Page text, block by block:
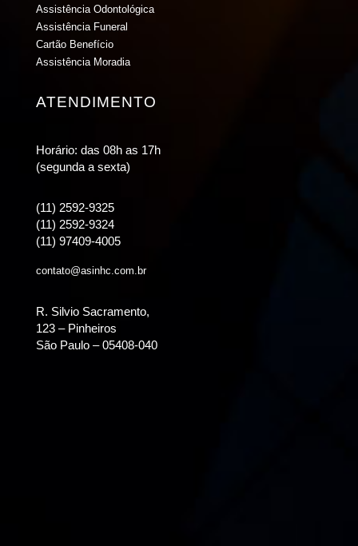
Assistência Odontológica
Assistência Funeral
Cartão Benefício
Assistência Moradia
ATENDIMENTO
Horário: das 08h as 17h
(segunda a sexta)
(11) 2592-9325
(11) 2592-9324
(11) 97409-4005
contato@asinhc.com.br
R. Silvio Sacramento,
123 – Pinheiros
São Paulo – 05408-040